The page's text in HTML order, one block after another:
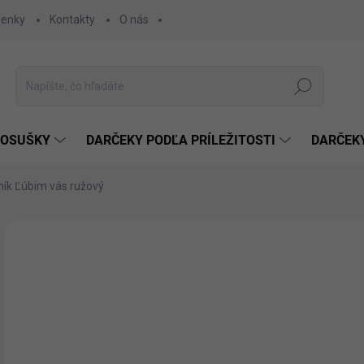
Kontakty O nás
Hľadať
DARČEKY PODĽA PRÍLEŽITOSTI
Ľúbim vás ružový